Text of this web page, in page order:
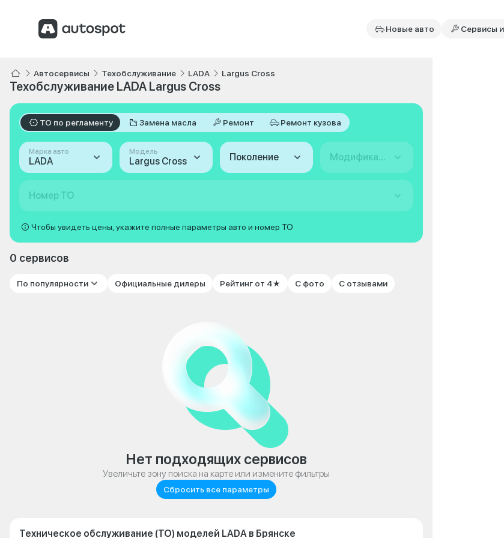
Новые авто Сервисы
Автосервисы Техобслуживание LADA Largus Cross
Техобслуживание LADA Largus Cross
ТО по регламенту Замена масла Ремонт Ремонт кузова
Марка авто
LADA
Модель
Largus Cross Поколение Модификация
Номер ТО
Чтобы увидеть цены, укажите полные параметры авто и номер ТО
0 сервисов
По популярности Официальные дилеры Рейтинг от 4★ С фото С отзывами
Нет подходящих сервисов
Увеличьте зону поиска на карте или измените фильтры
Сбросить все параметры
Техническое обслуживание (ТО) моделей LADA в Брянске